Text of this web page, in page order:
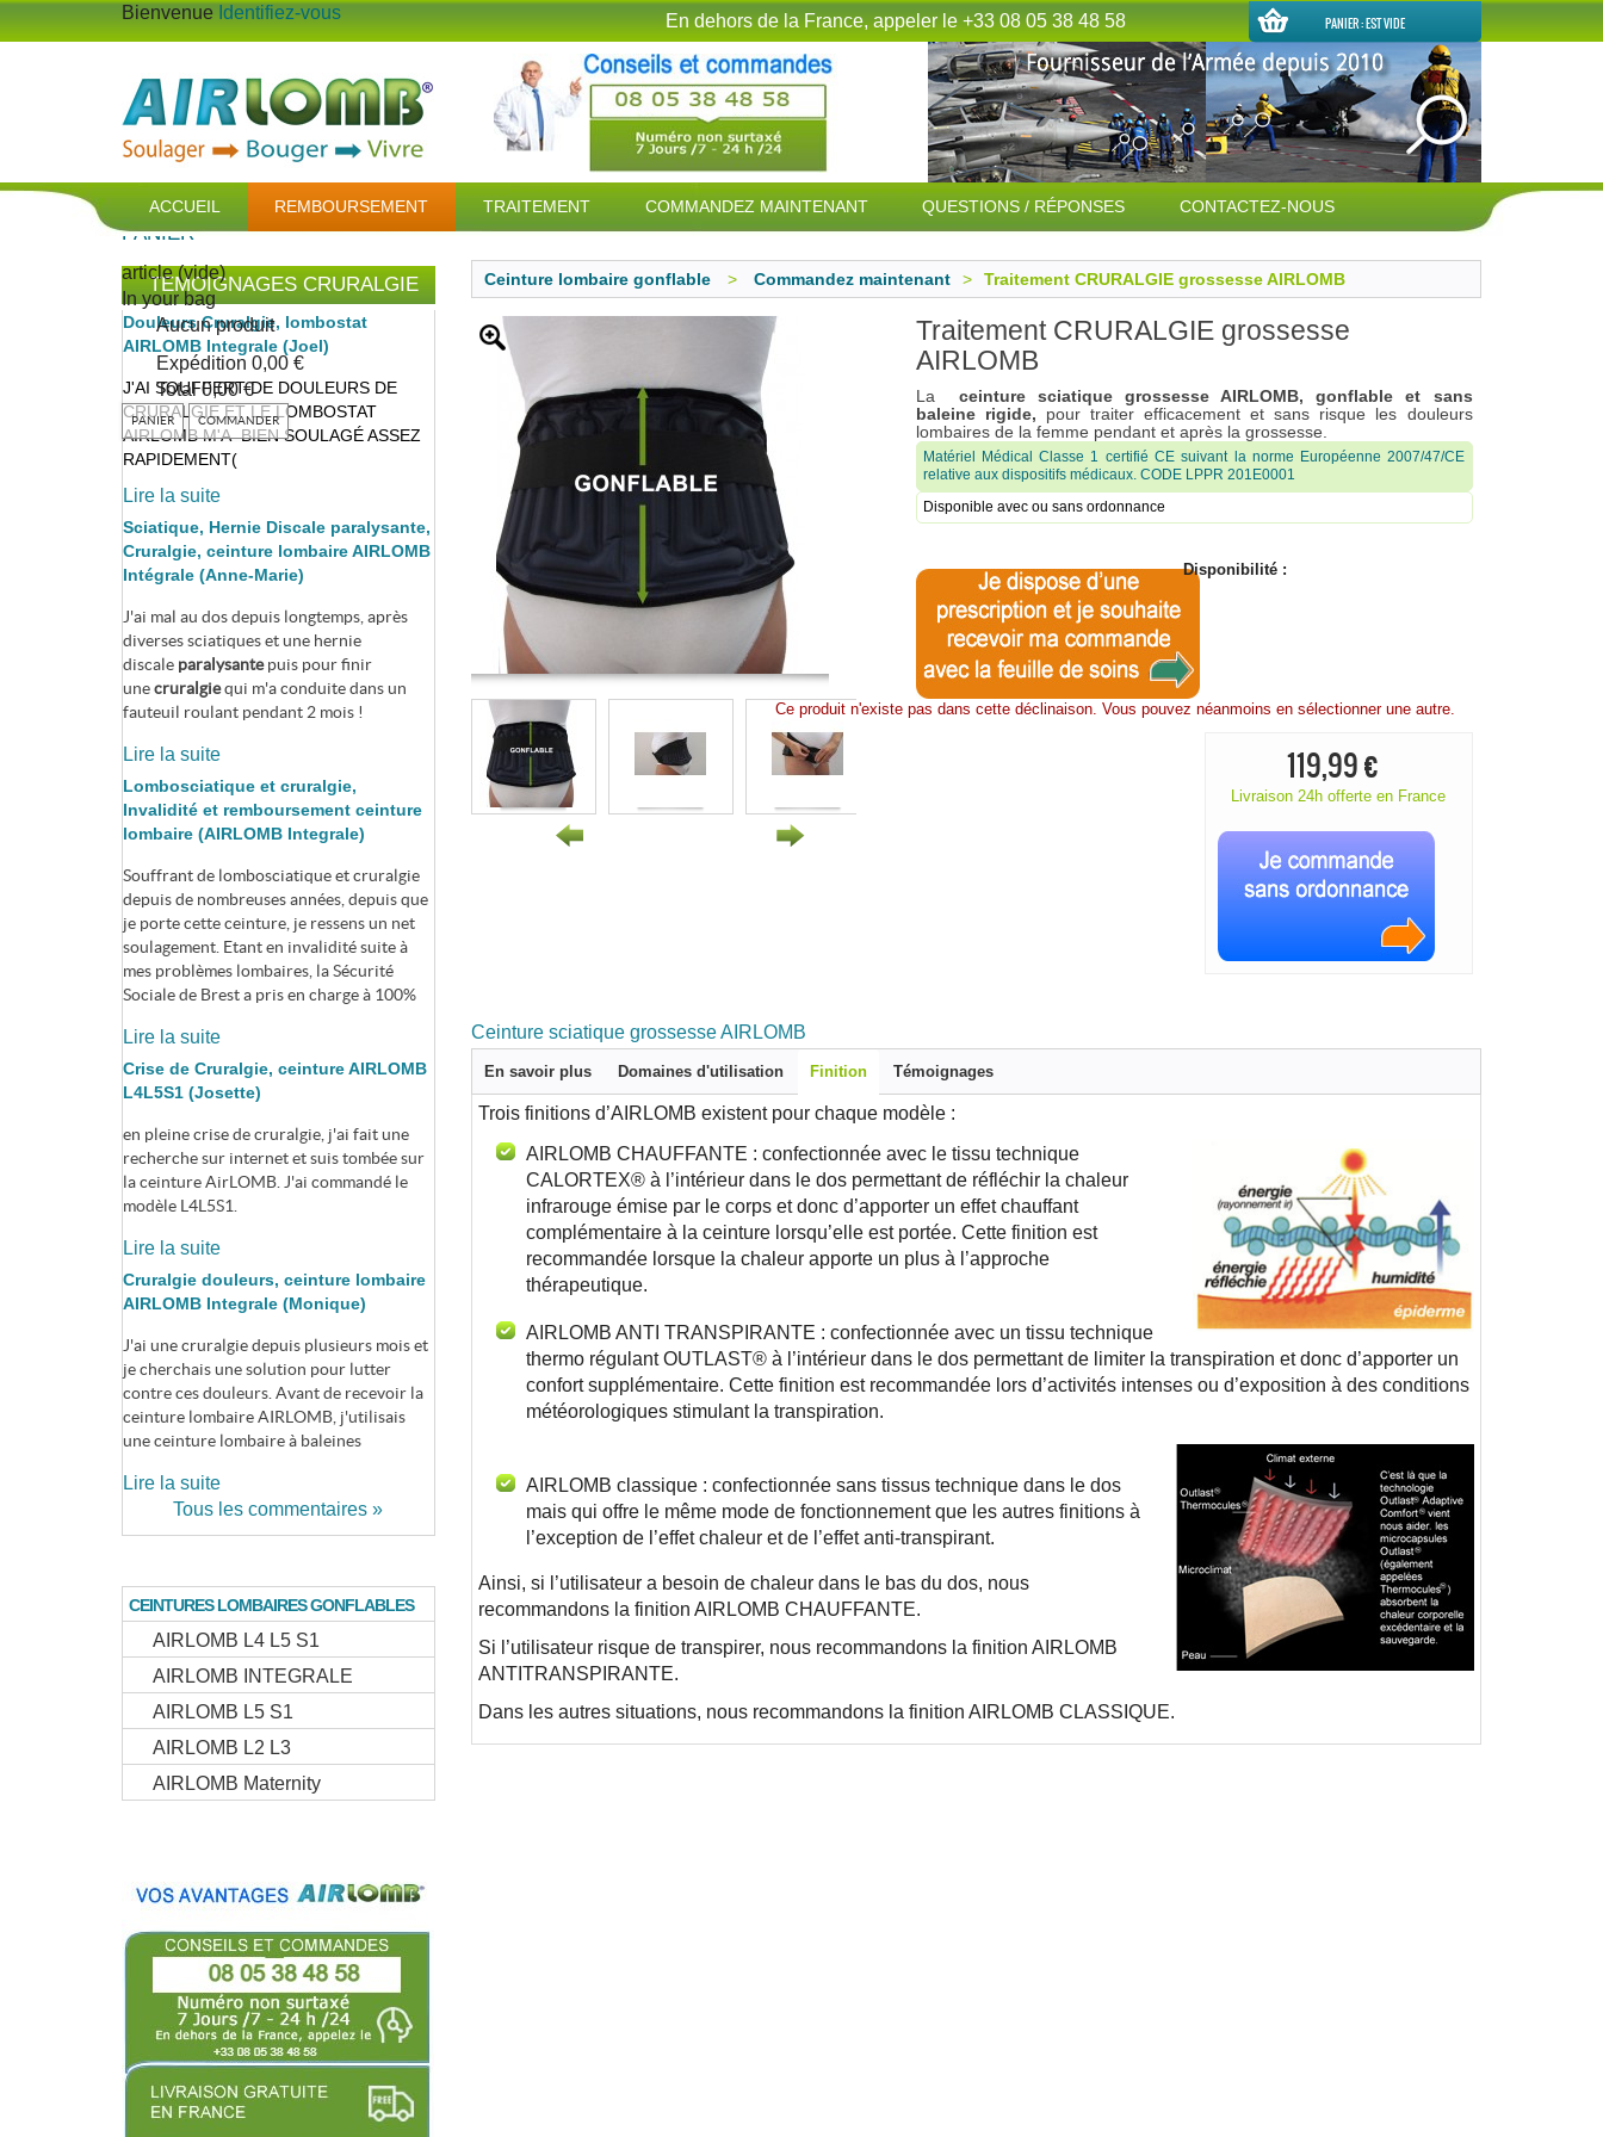
En dehors de la France, appeler le +33 08 05 38 48 58 PANIER :EST VIDE
Bienvenue Identifiez-vous
ACCUEIL REMBOURSEMENT TRAITEMENT COMMANDEZ MAINTENANT QUESTIONS / RÉPONSES CONTACTEZ-NOUS
PANIER
article (vide)
In your bag
Aucun produit
Expédition 0,00 €
Total 0,00 €
PANIER COMMANDER
Ceinture lombaire gonflable > Commandez maintenant > Traitement CRURALGIE grossesse AIRLOMB
Traitement CRURALGIE grossesse
AIRLOMB
La
ceinture sciatique grossesse AIRLOMB, gonflable et sans
baleine rigide, pour traiter efficacement et sans risque les douleurs
lombaires de la femme pendant et après la grossesse.
Matériel Médical Classe 1 certifié CE suivant la norme Européenne 2007/47/CE
relative aux dispositifs médicaux. CODE LPPR 201E0001
Disponible avec ou sans ordonnance
Disponibilité :
Ce produit n'existe pas dans cette déclinaison. Vous pouvez néanmoins en sélectionner une autre.
119,99 €
Livraison 24h offerte en France
Ceinture sciatique grossesse AIRLOMB
En savoir plus Domaines d'utilisation Finition Témoignages
Trois finitions d’AIRLOMB existent pour chaque modèle :
AIRLOMB CHAUFFANTE : confectionnée avec le tissu technique
CALORTEX® à l’intérieur dans le dos permettant de réfléchir la chaleur
infrarouge émise par le corps et donc d’apporter un effet chauffant
complémentaire à la ceinture lorsqu’elle est portée. Cette finition est
recommandée lorsque la chaleur apporte un plus à l’approche
thérapeutique.
AIRLOMB ANTI TRANSPIRANTE : confectionnée avec un tissu technique
thermo régulant OUTLAST® à l’intérieur dans le dos permettant de limiter la transpiration et donc d’apporter un
confort supplémentaire. Cette finition est recommandée lors d’activités intenses ou d’exposition à des conditions
météorologiques stimulant la transpiration.
AIRLOMB classique : confectionnée sans tissus technique dans le dos
mais qui offre le même mode de fonctionnement que les autres finitions à
l’exception de l’effet chaleur et de l’effet anti-transpirant.
Ainsi, si l’utilisateur a besoin de chaleur dans le bas du dos, nous
recommandons la finition AIRLOMB CHAUFFANTE.
Si l’utilisateur risque de transpirer, nous recommandons la finition AIRLOMB
ANTITRANSPIRANTE.
Dans les autres situations, nous recommandons la finition AIRLOMB CLASSIQUE.
TEMOIGNAGES CRURALGIE
Douleurs Cruralgie, lombostat
AIRLOMB Integrale (Joel)
J'AI SOUFFERT DE DOULEURS DE
CRURALGIE ET LE LOMBOSTAT
AIRLOMB M'A BIEN SOULAGÉ ASSEZ
RAPIDEMENT(
Lire la suite
Sciatique, Hernie Discale paralysante,
Cruralgie, ceinture lombaire AIRLOMB
Intégrale (Anne-Marie)
J'ai mal au dos depuis longtemps, après
diverses sciatiques et une hernie
discale paralysantepuis pour finir
unecruralgiequi m'a conduite dans un
fauteuil roulant pendant 2 mois !
Lire la suite
Lombosciatique et cruralgie,
Invalidité et remboursement ceinture
lombaire (AIRLOMB Integrale)
Souffrant de lombosciatique et cruralgie
depuis de nombreuses années, depuis que
je porte cette ceinture, je ressens un net
soulagement. Etant en invalidité suite à
mes problèmes lombaires, la Sécurité
Sociale de Brest a pris en charge à 100%
Lire la suite
Crise de Cruralgie, ceinture AIRLOMB
L4L5S1 (Josette)
en pleine crise de cruralgie, j'ai fait une
recherche sur internet et suis tombée sur
la ceinture AirLOMB. J'ai commandé le
modèle L4L5S1.
Lire la suite
Cruralgie douleurs, ceinture lombaire
AIRLOMB Integrale (Monique)
J'ai une cruralgie depuis plusieurs mois et
je cherchais une solution pour lutter
contre ces douleurs. Avant de recevoir la
ceinture lombaire AIRLOMB, j'utilisais
une ceinture lombaire à baleines
Lire la suite
Tous les commentaires »
CEINTURES LOMBAIRES GONFLABLES
AIRLOMB L4 L5 S1
AIRLOMB INTEGRALE
AIRLOMB L5 S1
AIRLOMB L2 L3
AIRLOMB Maternity